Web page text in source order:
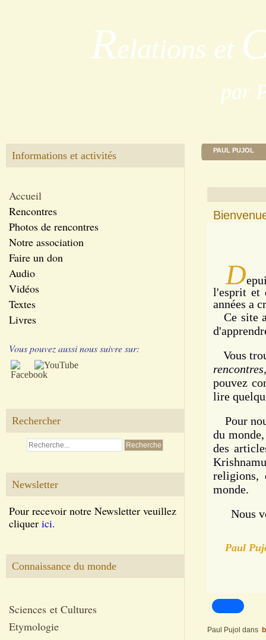
Relations et
par
Informations et activités
Accueil
Rencontres
Photos de rencontres
Notre association
Faire un don
Audio
Vidéos
Textes
Livres
Vous pouvez aussi nous suivre sur:
Rechercher
Newsletter
Pour recevoir notre Newsletter veuillez
cliquer ici.
Connaissance du monde
Sciences et Cultures
Etymologie
PAUL PUJOL
D
l'esprit et
années a
Ce site
Vous
pouvez
lire
Pour
du
des
religions,
monde.
Nous
Paul
Paul Pujol dans